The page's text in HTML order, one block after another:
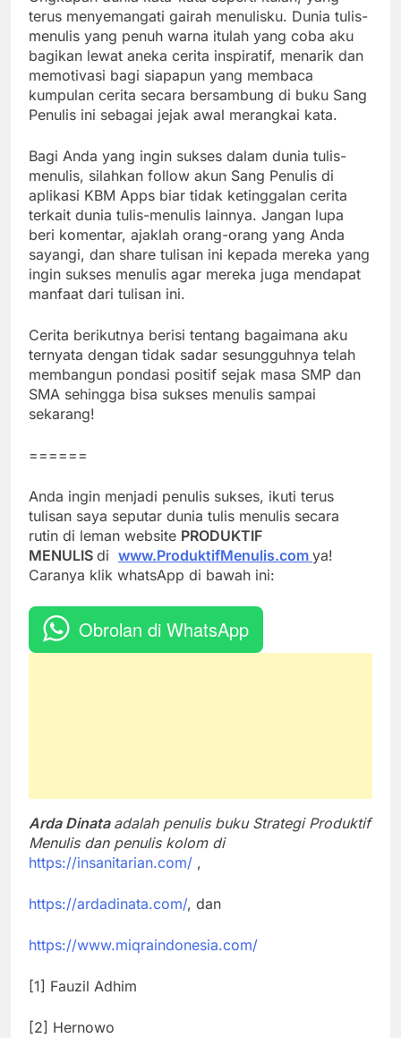
terus menyemangati gairah menulisku. Dunia tulis-
menulis yang penuh warna itulah yang coba aku
bagikan lewat aneka cerita inspiratif, menarik dan
memotivasi bagi siapapun yang membaca
kumpulan cerita secara bersambung di buku Sang
Penulis ini sebagai jejak awal merangkai kata.
Bagi Anda yang ingin sukses dalam dunia tulis-
menulis, silahkan follow akun Sang Penulis di
aplikasi KBM Apps biar tidak ketinggalan cerita
terkait dunia tulis-menulis lainnya. Jangan lupa
beri komentar, ajaklah orang-orang yang Anda
sayangi, dan share tulisan ini kepada mereka yang
ingin sukses menulis agar mereka juga mendapat
manfaat dari tulisan ini.
Cerita berikutnya berisi tentang bagaimana aku
ternyata dengan tidak sadar sesungguhnya telah
membangun pondasi positif sejak masa SMP dan
SMA sehingga bisa sukses menulis sampai
sekarang!
======
Anda ingin menjadi penulis sukses, ikuti terus
tulisan saya seputar dunia tulis menulis secara
rutin di leman website PRODUKTIF
MENULIS di www.ProduktifMenulis.com ya!
Caranya klik whatsApp di bawah ini:
Obrolan di WhatsApp
Arda Dinata adalah penulis buku Strategi Produktif
Menulis dan penulis kolom di
https://insanitarian.com/ ,
https://ardadinata.com/, dan
https://www.miqraindonesia.com/
[1] Fauzil Adhim
[2] Hernowo